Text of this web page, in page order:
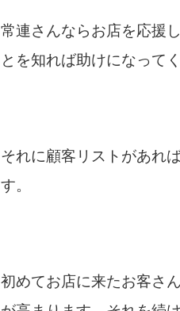
常連さんならお店を応援
とを知れば助けになって
それに顧客リストがあれ
す。
初めてお店に来たお客さ